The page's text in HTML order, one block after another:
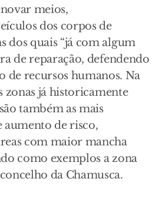
meios,
dos corpos de
dos quais “já com algum
de reparação, defendendo
de recursos humanos. Na
zonas já historicamente
também as mais
aumento de risco,
com maior mancha
como exemplos a zona
da Chamusca.